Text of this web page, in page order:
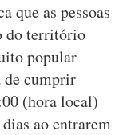
que as pessoas
do território
popular
de cumprir
(hora local)
ao entrarem